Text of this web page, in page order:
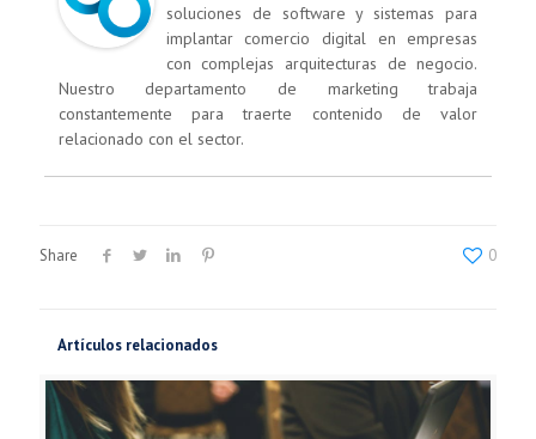
soluciones de software y sistemas para
implantar comercio digital en empresas
con complejas arquitecturas de negocio.
Nuestro departamento de marketing trabaja
constantemente para traerte contenido de valor
relacionado con el sector.
Share 0
Artículos relacionados